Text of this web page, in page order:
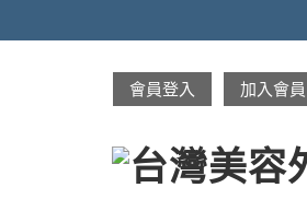
會員登入 加入會員